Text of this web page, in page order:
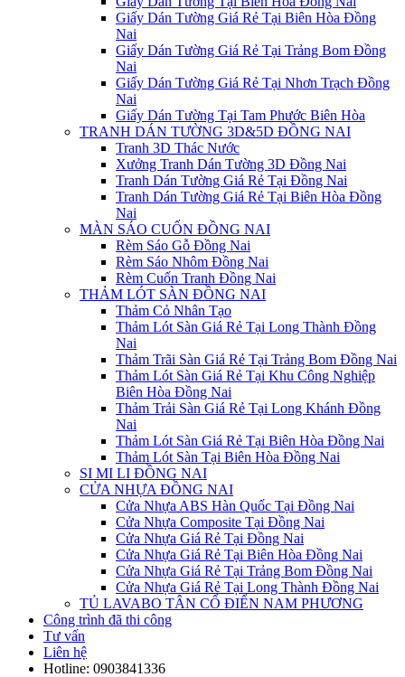
Giấy Dán Tường Giá Rẻ Tại Biên Hòa Đồng
Nai
Giấy Dán Tường Giá Rẻ Tại Trảng Bom Đồng
Nai
Giấy Dán Tường Giá Rẻ Tại Nhơn Trạch Đồng
Nai
Giấy Dán Tường Tại Tam Phước Biên Hòa
TRANH DÁN TƯỜNG 3D&5D ĐỒNG NAI
Tranh 3D Thác Nước
Xưởng Tranh Dán Tường 3D Đồng Nai
Tranh Dán Tường Giá Rẻ Tại Đồng Nai
Tranh Dán Tường Giá Rẻ Tại Biên Hòa Đồng
Nai
MÀN SÁO CUỐN ĐỒNG NAI
Rèm Sáo Gỗ Đồng Nai
Rèm Sáo Nhôm Đồng Nai
Rèm Cuốn Tranh Đồng Nai
THẢM LÓT SÀN ĐỒNG NAI
Thảm Cỏ Nhân Tạo
Thảm Lót Sàn Giá Rẻ Tại Long Thành Đồng
Nai
Thảm Trãi Sàn Giá Rẻ Tại Trảng Bom Đồng Nai
Thảm Lót Sàn Giá Rẻ Tại Khu Công Nghiệp
Biên Hòa Đồng Nai
Thảm Trải Sàn Giá Rẻ Tại Long Khánh Đồng
Nai
Thảm Lót Sàn Giá Rẻ Tại Biên Hòa Đồng Nai
Thảm Lót Sàn Tại Biên Hòa Đồng Nai
SI MI LI ĐỒNG NAI
CỬA NHỰA ĐỒNG NAI
Cửa Nhựa ABS Hàn Quốc Tại Đồng Nai
Cửa Nhựa Composite Tại Đồng Nai
Cửa Nhựa Giá Rẻ Tại Đồng Nai
Cửa Nhựa Giá Rẻ Tại Biên Hòa Đồng Nai
Cửa Nhựa Giá Rẻ Tại Trảng Bom Đồng Nai
Cửa Nhựa Giá Rẻ Tại Long Thành Đồng Nai
TỦ LAVABO TÂN CỔ ĐIỂN NAM PHƯƠNG
Công trình đã thi công
Tư vấn
Liên hệ
Hotline: 0903841336